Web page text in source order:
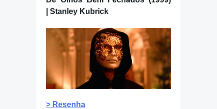
| Stanley Kubrick
> Resenha